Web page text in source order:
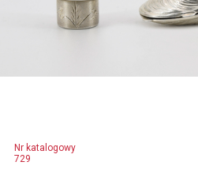
Nr katalogowy
729